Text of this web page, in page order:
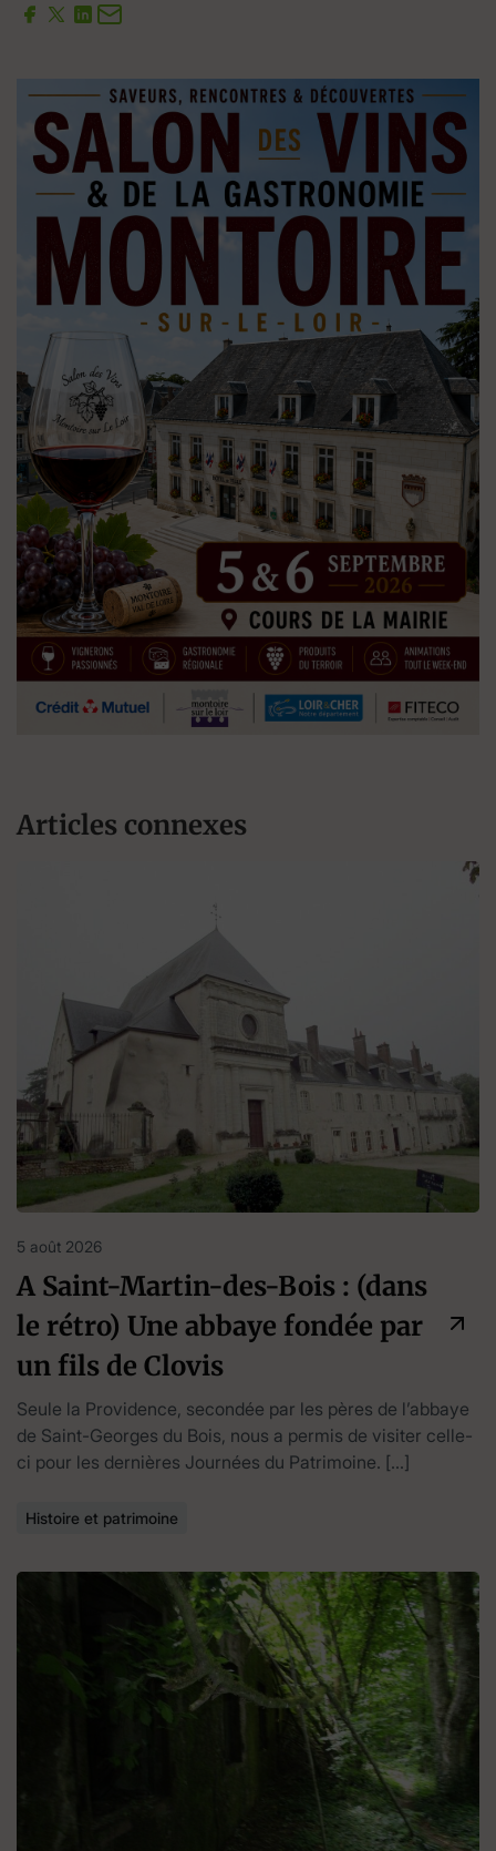
Articles connexes
5 août 2026
A Saint-Martin-des-Bois : (dans
le rétro) Une abbaye fondée par
un fils de Clovis
Seule la Providence, secondée par les pères de l’abbaye
de Saint-Georges du Bois, nous a permis de visiter celle-
ci pour les dernières Journées du Patrimoine. […]
Histoire et patrimoine